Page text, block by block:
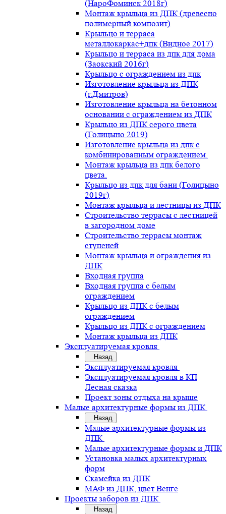
(НароФоминск 2018г)
Монтаж крыльца из ДПК (древесно
полимерный композит)
Крыльцо и терраса
металлокаркас+дпк (Видное 2017)
Крыльцо и терраса из дпк для дома
(Заокский 2016г)
Крыльцо с ограждением из дпк
Изготовление крыльца из ДПК
(г.Дмитров)
Изготовление крыльца на бетонном
основании с ограждением из ДПК
Крыльцо из ДПК серого цвета
(Голицыно 2019)
Изготовление крыльца из дпк с
комбинированным ограждением.
Монтаж крыльца из дпк белого
цвета.
Крыльцо из дпк для бани (Голицыно
2019г)
Монтаж крыльца и лестницы из ДПК
Строительство террасы с лестницей
в загородном доме
Строительство террасы монтаж
ступеней
Монтаж крыльца и ограждения из
ДПК
Входная группа
Входная группа с белым
ограждением
Крыльцо из ДПК с белым
ограждением
Крыльцо из ДПК с ограждением
Монтаж крыльца из ДПК
Эксплуатируемая кровля
Назад
Эксплуатируемая кровля
Эксплуатируемая кровля в КП
Лесная сказка
Проект зоны отдыха на крыше
Малые архитектурные формы из ДПК
Назад
Малые архитектурные формы из
ДПК
Малые архитектурные формы и ДПК
Установка малых архитектурных
форм
Скамейка из ДПК
МАФ из ДПК, цвет Венге
Проекты заборов из ДПК
Назад